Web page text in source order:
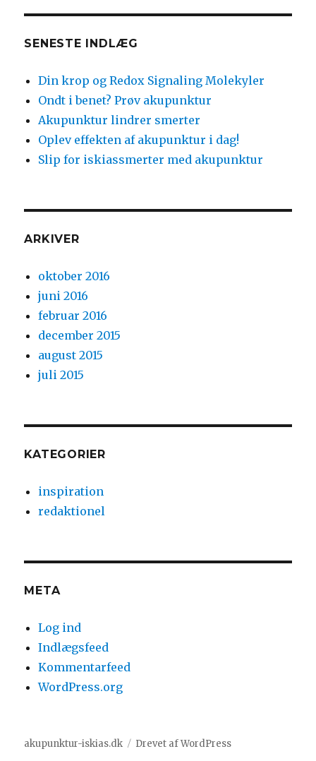
SENESTE INDLÆG
Din krop og Redox Signaling Molekyler
Ondt i benet? Prøv akupunktur
Akupunktur lindrer smerter
Oplev effekten af akupunktur i dag!
Slip for iskiassmerter med akupunktur
ARKIVER
oktober 2016
juni 2016
februar 2016
december 2015
august 2015
juli 2015
KATEGORIER
inspiration
redaktionel
META
Log ind
Indlægsfeed
Kommentarfeed
WordPress.org
akupunktur-iskias.dk Drevet af WordPress